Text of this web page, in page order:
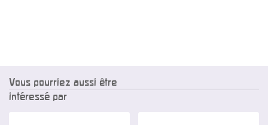
Vous pourriez aussi être
intéressé par